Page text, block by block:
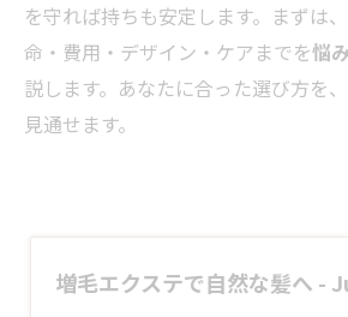
を守れば持ちも安定します。まずは
命・費用・デザイン・ケアまでを悩
説します。あなたに合った選び方を
見通せます。
増毛エクステで自然な髪へ -